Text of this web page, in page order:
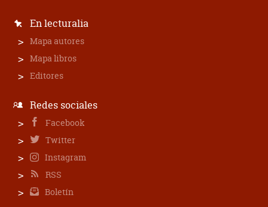
En lecturalia
Mapa autores
Mapa libros
Editores
Redes sociales
Facebook
Twitter
Instagram
RSS
Boletín